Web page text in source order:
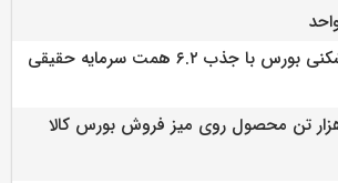
با جذب ۶.۲ همت سرمایه حقیقی
هزار تن محصول روی میز فروش بورس کالا